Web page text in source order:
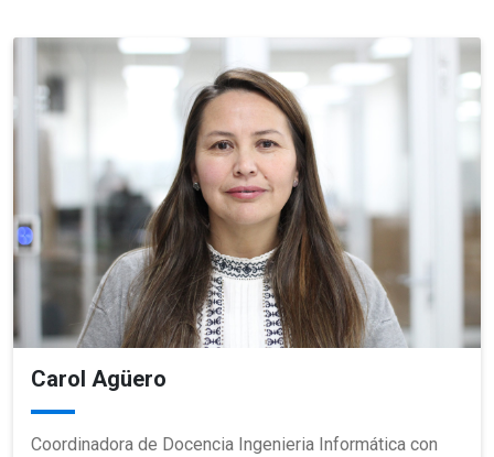
Carol Agüero
Coordinadora de Docencia Ingenieria Informática con